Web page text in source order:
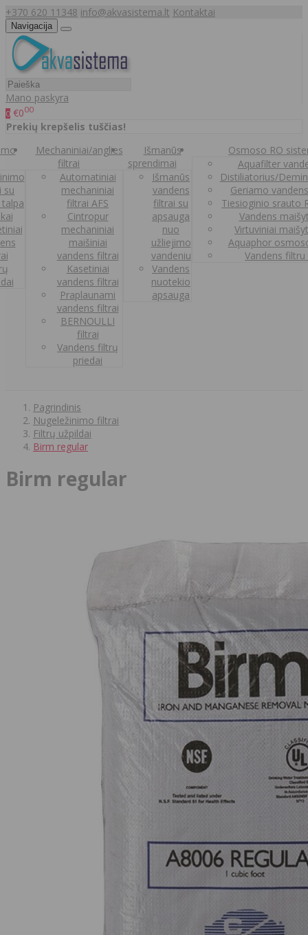
+370 620 11348 info@akvasistema.lt Kontaktai
Navigacija
Mano paskyra
0 €000
Prekių krepšelis tuščias!
su
Mechaniniai/anglies
filtrai
Automatiniai
mechaniniai
filtrai AFS
Cintropur
mechaniniai
maišiniai
vandens filtrai
Kasetiniai
vandens filtrai
Praplaunami
vandens filtrai
BERNOULLI
filtrai
Vandens filtrų
priedai
Išmanūs
sprendimai
Išmanūs
vandens
filtrai su
apsauga
nuo
užliejimo
vandeniu
Vandens
nuotekio
apsauga
Osmoso RO
Aquafilter
Distiliatorius/
Geriamo
Tiesioginio srauto
Vandens
Virtuviniai
Aquaphor
Vandens filtru
Pagrindinis
Nugeležinimo filtrai
Filtrų užpildai
Birm regular
Birm regular